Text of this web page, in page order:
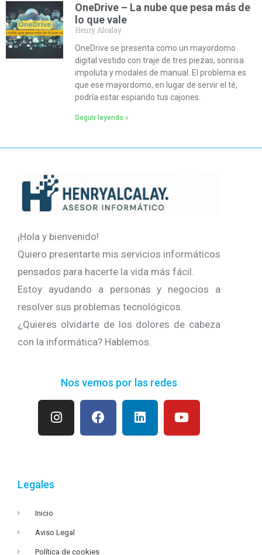
OneDrive – La nube que pesa más de
lo que vale
Henry Alcalay
OneDrive se presenta como un mayordomo
digital vestido con traje de tres piezas, sonrisa
impoluta y modales de manual. El problema es
que ese mayordomo, en lugar de servir el té,
podría estar espiando tus cajones.
Seguir leyendo »
¡Hola y bienvenido!
Quiero presentarte mis servicios informáticos
pensados para hacerte la vida más fácil.
Estoy ayudando a personas y negocios a
resolver sus problemas tecnológicos.
¿Quieres olvidarte de los dolores de cabeza
con la informática? Hablemos.
Nos vemos por las redes
Legales
Inicio
Aviso Legal
Política de cookies